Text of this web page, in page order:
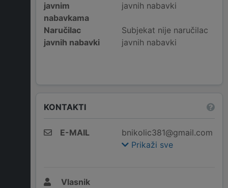
javnim
nabavkama
javnih nabavki
Naručilac
javnih nabavki
Subjekat nije naručilac
javnih nabavki
KONTAKTI
E-MAIL
bnikolic381@gmail.com
Prikaži sve
Vlasnik